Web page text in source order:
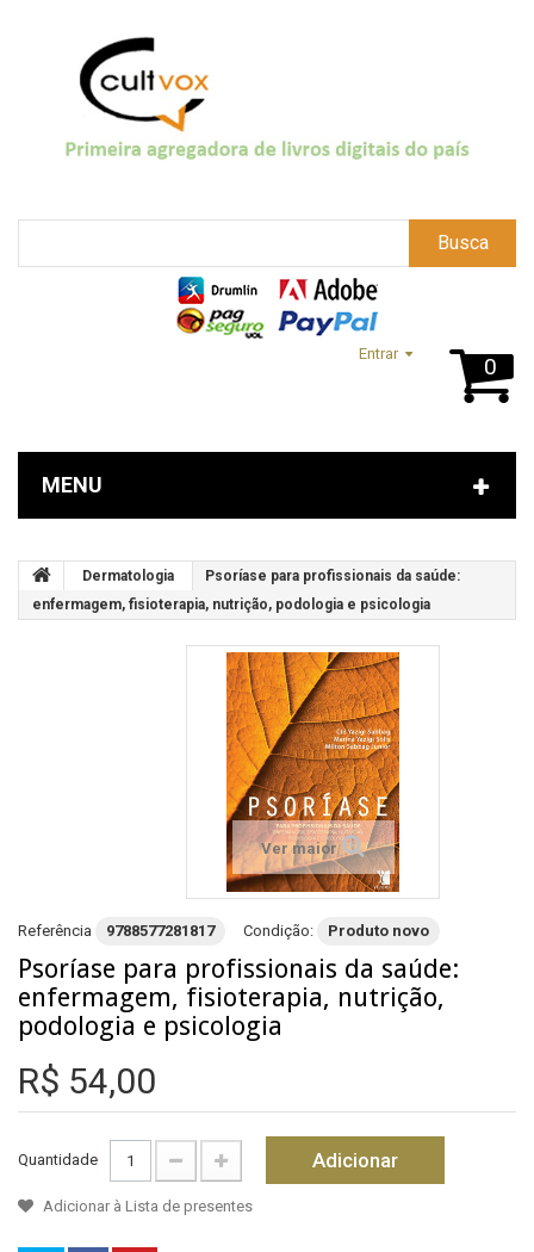
Busca
0
Entrar
MENU
Dermatologia
Psoríase para profissionais da saúde:
enfermagem, fisioterapia, nutrição, podologia e psicologia
Ver maior
Referência 9788577281817 Condição: Produto novo
Psoríase para profissionais da saúde:
enfermagem, fisioterapia, nutrição,
podologia e psicologia
R$ 54,00
Quantidade Adicionar
Adicionar à Lista de presentes